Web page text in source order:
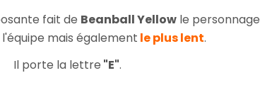
fait de Beanball Yellowle personnage
mais également le plus lent.
Il porte la lettre "E".